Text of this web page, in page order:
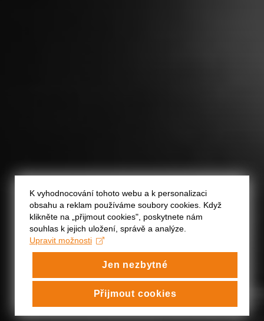
K vyhodnocování tohoto webu a k personalizaci
obsahu a reklam používáme soubory cookies. Když
klikněte na „přijmout cookies", poskytnete nám
souhlas k jejich uložení, správě a analýze.
Upravit možnosti
Jen nezbytné
Přijmout cookies